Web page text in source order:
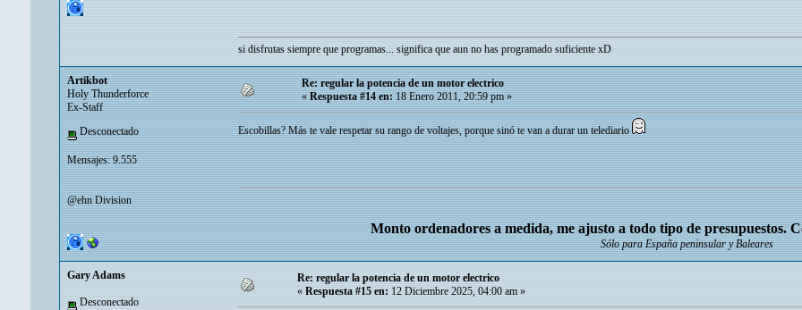
si disfrutas siempre que programas... significa que aun no has programado suficiente xD
Artikbot
Holy Thunderforce
Ex-Staff
Desconectado
Mensajes: 9.555
@ehn Division
Re: regular la potencia de un motor electrico
«Respuesta #14 en:18 Enero 2011, 20:59 pm »
Escobillas? Más te vale respetar su rango de voltajes, porque sinó te van a durar un telediario
Monto ordenadores a medida, me ajusto a todo tipo de presupuestos.
Sólo para España peninsular y Baleares
Gary Adams
Desconectado
Re: regular la potencia de un motor electrico
« Respuesta #15 en: 12 Diciembre 2025, 04:00 am »